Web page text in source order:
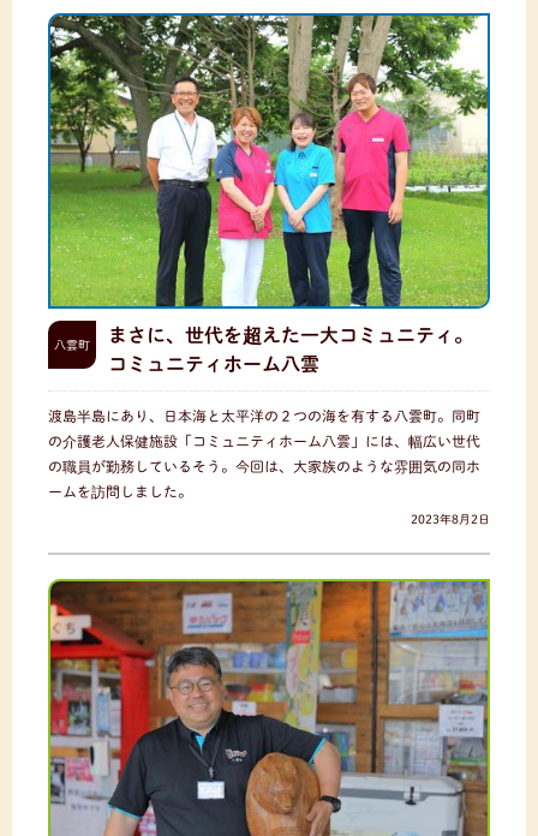
八雲町
まさに、世代を超えた一大コミュニティ。
コミュニティホーム八雲
渡島半島にあり、日本海と太平洋の２つの海を有する八雲町。同町
の介護老人保健施設「コミュニティホーム八雲」には、幅広い世代
の職員が勤務しているそう。今回は、大家族のような雰囲気の同ホ
ームを訪問しました。
2023年8月2日